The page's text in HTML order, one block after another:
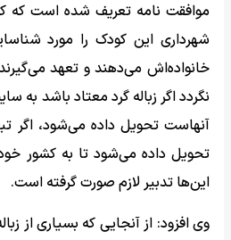
موافقت نامه تعریف شده است که
شهرداری این کودک را مورد
خانواده‌اش می‌دهند و تعهد
نگردد اگر زباله گرد معتاد باشد به
آنهاست تحویل داده می‌شود، اگر
تحویل داده می‌شود تا به کشور
این‌ها تدبیر لازم صورت گرفته است.
وی افزود: از آنجایی که بسیاری از